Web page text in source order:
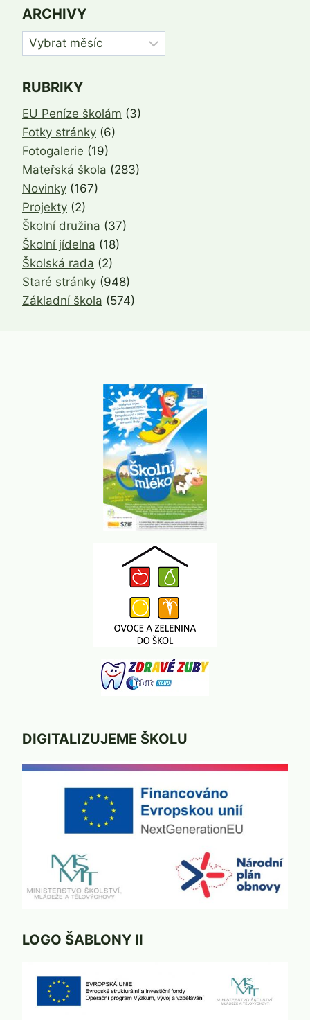
ARCHIVY
Archivy
RUBRIKY
EU Peníze školám (3)
Fotky stránky (6)
Fotogalerie (19)
Mateřská škola (283)
Novinky (167)
Projekty (2)
Školní družina (37)
Školní jídelna (18)
Školská rada (2)
Staré stránky (948)
Základní škola (574)
DIGITALIZUJEME ŠKOLU
LOGO ŠABLONY II